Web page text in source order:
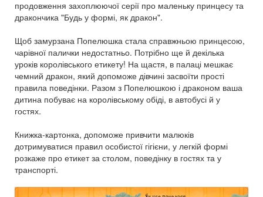
продовження захоплюючої серії про маленьку принцесу та
дракончика "Будь у формі, як дракон".
Щоб замурзана Попелюшка стала справжньою принцесою,
чарівної палички недостатньо. Потрібно ще й декілька
уроків королівського етикету! На щастя, в палаці мешкає
чемний дракон, який допоможе дівчині засвоїти прості
правила поведінки. Разом з Попелюшкою і драконом ваша
дитина побуває на королівському обіді, в автобусі й у
гостях.
Книжка-картонка, допоможе привчити малюків
дотримуватися правил особистої гігієни, у легкій формі
розкаже про етикет за столом, поведінку в гостях та у
транспорті.